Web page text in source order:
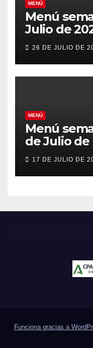
MENÚ
Menú
Julio de
26 DE JULIO DE
MENÚ
Menú
de Julio de
17 DE JULIO DE
Funciona gracias a